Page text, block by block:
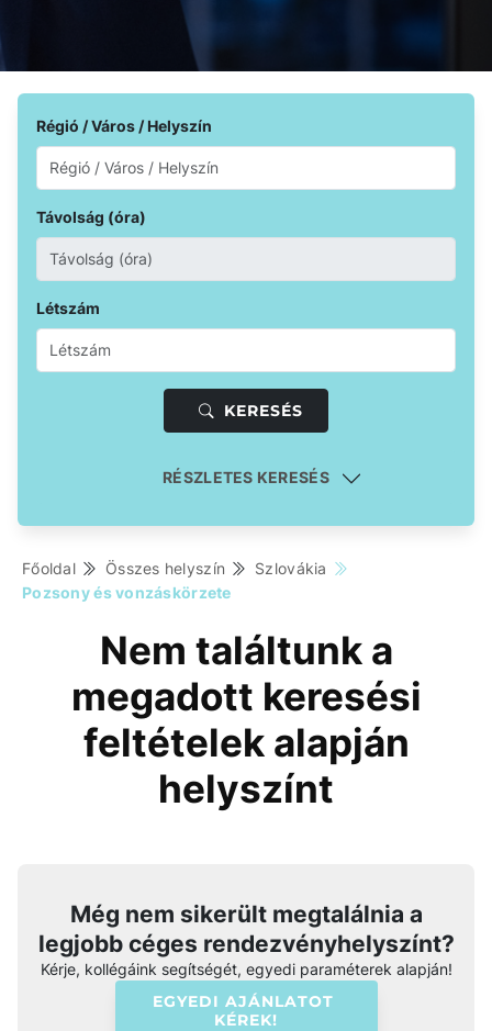
Régió / Város / Helyszín
Távolság (óra)
Létszám
KERESÉS
RÉSZLETES KERESÉS
Főoldal Összes helyszín
Szlovákia
Pozsony és vonzáskörzete
Nem találtunk a
megadott keresési
feltételek alapján
helyszínt
Még nem sikerült megtalálnia a
legjobb céges rendezvényhelyszínt?
Kérje, kollégáink segítségét, egyedi paraméterek alapján!
EGYEDI AJÁNLATOT
KÉREK!